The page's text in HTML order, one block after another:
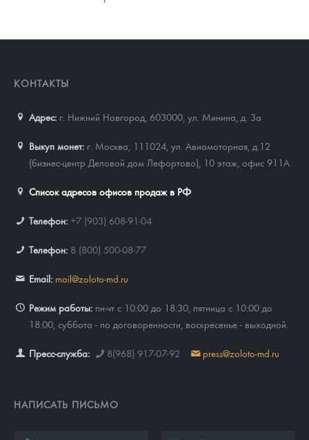
КОНТАКТЫ
Адрес: г. Нижний Новгород, 603000 ул. Минина, д. 3а
Выкуп монет: г. Москва, 111024, ул. Авиамоторная, д.12
(бизнес-центр Деловой дом Лефортово), 10 этаж, офис 911А
Список адресов офисов продаж в РФ
Телефон: +7 (903) 608-91-04
Телефон: 8 (800) 500-08-77
Email: mail@zoloto-md.ru
Режим работы: пн-чт с 10:00 до 18:30, пятница с 10:00 до
18:00, суббота - по договоренности, воскресенье - выходной.
Пресс-служба: 8(968) 917-07-92 press@zoloto-md.ru
НАПИСАТЬ ПИСЬМО